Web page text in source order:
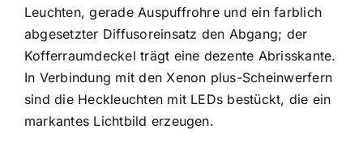
Leuchten, gerade Auspuffrohre und ein farblich
abgesetzter Diffusoreinsatz den Abgang; der
Kofferraumdeckel trägt eine dezente Abrisskante.
In Verbindung mit den Xenon plus-Scheinwerfern
sind die Heckleuchten mit LEDs bestückt, die ein
markantes Lichtbild erzeugen.